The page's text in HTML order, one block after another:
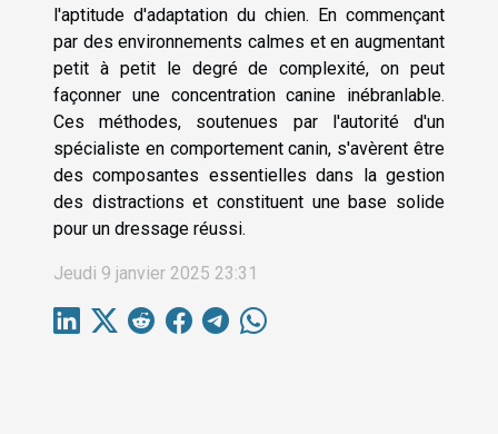
l'aptitude d'adaptation du chien. En commençant
par des environnements calmes et en augmentant
petit à petit le degré de complexité, on peut
façonner une concentration canine inébranlable.
Ces méthodes, soutenues par l'autorité d'un
spécialiste en comportement canin, s'avèrent être
des composantes essentielles dans la gestion
des distractions et constituent une base solide
pour un dressage réussi.
Jeudi 9 janvier 2025 23:31